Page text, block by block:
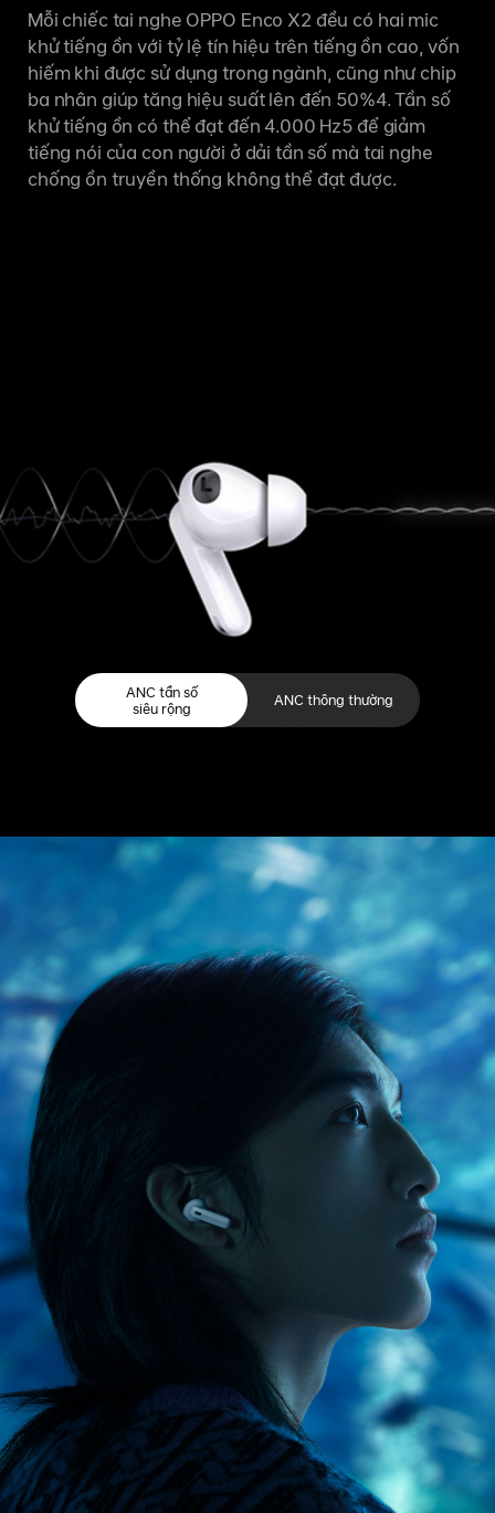
Mỗi chiếc tai nghe OPPO Enco X2 đều có hai mic
khử tiếng ồn với tỷ lệ tín hiệu trên tiếng ồn cao, vốn
hiếm khi được sử dụng trong ngành, cũng như chip
ba nhân giúp tăng hiệu suất lên đến 50%4. Tần số
khử tiếng ồn có thể đạt đến 4.000 Hz5 để giảm
tiếng nói của con người ở dải tần số mà tai nghe
chống ồn truyền thống không thể đạt được.
ANC tần số
siêu rộng
ANC thông thường